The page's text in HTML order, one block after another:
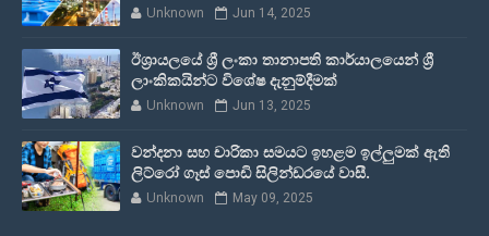
Unknown Jun 14, 2025
ඊශ්‍රායලයේ ශ්‍රී ලංකා තානාපති කාර්යාලයෙන් ශ්‍රී
ලාංකිකයින්ට විශේෂ දැනුම්දීමක්
Unknown Jun 13, 2025
වන්දනා සහ චාරිකා සමයට ඉහළම ඉල්ලුමක් ඇති
ලිට්රෝ ගෑස් පොඩි සිලින්ඩරයේ වාසී.
Unknown May 09, 2025